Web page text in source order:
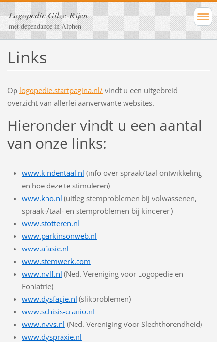
Logopedie Gilze-Rijen
met dependance in Alphen
Links
Op logopedie.startpagina.nl/vindt u een uitgebreid
overzicht van allerlei aanverwante websites.
Hieronder vindt u een aantal
van onze links:
www.kindentaal.nl (info over spraak/taal ontwikkeling
en hoe deze te stimuleren)
www.kno.nl (uitleg stemproblemen bij volwassenen,
spraak-/taal- en stemproblemen bij kinderen)
www.stotteren.nl
www.parkinsonweb.nl
www.afasie.nl
www.stemwerk.com
www.nvlf.nl (Ned. Vereniging voor Logopedie en
Foniatrie)
www.dysfagie.nl (slikproblemen)
www.schisis-cranio.nl
www.nvvs.nl (Ned. Vereniging Voor Slechthorendheid)
www.dyspraxie.nl